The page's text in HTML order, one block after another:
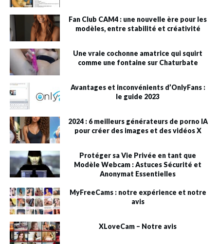
Fan Club CAM4 : une nouvelle ère pour les
modèles, entre stabilité et créativité
Une vraie cochonne amatrice qui squirt
comme une fontaine sur Chaturbate
Avantages et inconvénients d’OnlyFans :
le guide 2023
2024 : 6 meilleurs générateurs de porno IA
pour créer des images et des vidéos X
Protéger sa Vie Privée en tant que
Modèle Webcam : Astuces Sécurité et
Anonymat Essentielles
MyFreeCams : notre expérience et notre
avis
XLoveCam – Notre avis